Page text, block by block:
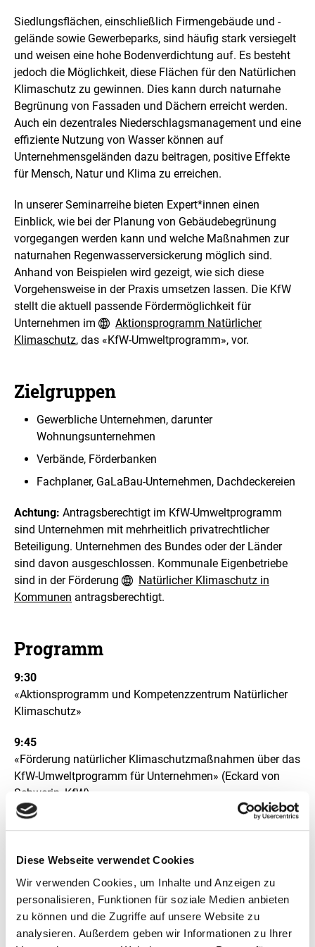
Diese Webseite verwendet Cookies
Wir verwenden Cookies, um Inhalte und Anzeigen zu
personalisieren, Funktionen für soziale Medien anbieten
zu können und die Zugriffe auf unsere Website zu
analysieren. Außerdem geben wir Informationen zu Ihrer
i
d
i
n
e
i
n
e
r
v
e
r
r
ö
ß
e
r
t
e
D
a
r
l
f
n
e
n
Siedlungsflächen, einschließlich Firmengebäude und -
gelände sowie Gewerbeparks, sind häufig stark versiegelt
und weisen eine hohe Bodenverdichtung auf. Es besteht
jedoch die Möglichkeit, diese Flächen für den Natürlichen
Klimaschutz zu gewinnen. Dies kann durch naturnahe
Begrünung von Fassaden und Dächern erreicht werden.
Auch ein dezentrales Niederschlagsmanagement und eine
effiziente Nutzung von Wasser können auf
Unternehmensgeländen dazu beitragen, positive Effekte
für Mensch, Natur und Klima zu erreichen.
In unserer Seminarreihe bieten Expert*innen einen
Einblick, wie bei der Planung von Gebäudebegrünung
vorgegangen werden kann und welche Maßnahmen zur
naturnahen Regenwasserversickerung möglich sind.
Anhand von Beispielen wird gezeigt, wie sich diese
Vorgehensweise in der Praxis umsetzen lassen. Die KfW
stellt die aktuell passende Fördermöglichkeit für
Unternehmen im
Aktionsprogramm Natürlicher
Klimaschutz, das «KfW-Umweltprogramm», vor.
Zielgruppen
Gewerbliche Unternehmen, darunter
Wohnungsunternehmen
Verbände, Förderbanken
Fachplaner, GaLaBau-Unternehmen, Dachdeckereien
Achtung: Antragsberechtigt im KfW-Umweltprogramm
sind Unternehmen mit mehrheitlich privatrechtlicher
Beteiligung. Unternehmen des Bundes oder der Länder
sind davon ausgeschlossen. Kommunale Eigenbetriebe
sind in der Förderung
Natürlicher Klimaschutz in
Kommunen antragsberechtigt.
Programm
9:30
«Aktionsprogramm und Kompetenzzentrum Natürlicher
Klimaschutz»
9:45
«Förderung natürlicher Klimaschutzmaßnahmen über das
KfW-Umweltprogramm für Unternehmen» (Eckard von
Schwerin, KfW)
10:00
und Umwelt» (Rebecca Landwehr, Bundesverband
10:30
«Naturnahe Regenwasserversickerung ist möglich und
fördert Biodiversität» (Dr. Reinhard Witt, Planungsbüro